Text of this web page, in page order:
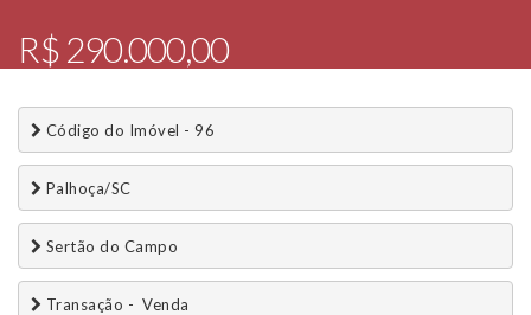
R$ 290.000,00
Código do Imóvel - 96
Palhoça/SC
Sertão do Campo
Transação -  Venda